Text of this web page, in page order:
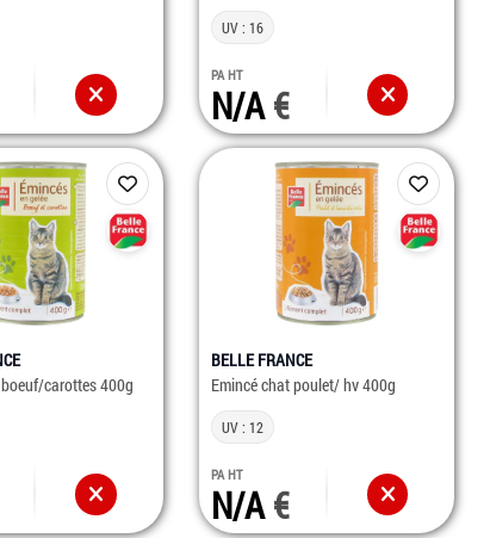
UV : 16
PA HT
N/A
carottes 400g
BELLE FRANCE
Emincé chat poulet/ hv 400g
UV : 12
PA HT
N/A